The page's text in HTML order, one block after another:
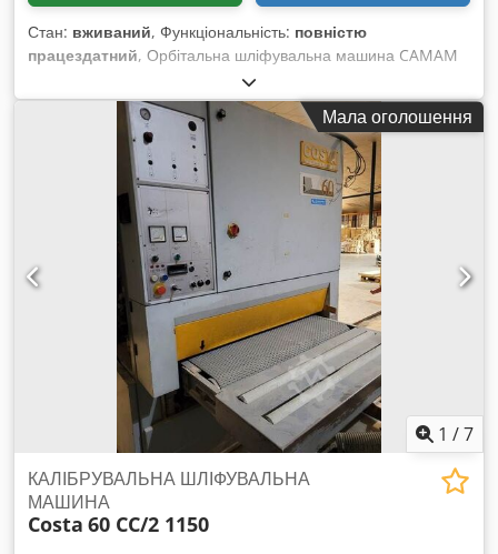
Стан: вживаний, Функціональність: повністю
працездатний, Орбітальна шліфувальна машина CAMAM
мод. LEC200/AV Chjdsx Rn Tgepfx Acaea - З подачами -
Напруга 380 В, 50 Гц
Мала оголошення
1 /7
КАЛІБРУВАЛЬНА ШЛІФУВАЛЬНА
МАШИНА
Costa 60 CC/2 1150